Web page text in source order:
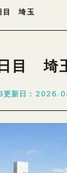
目 埼玉
目 埼
更新日：